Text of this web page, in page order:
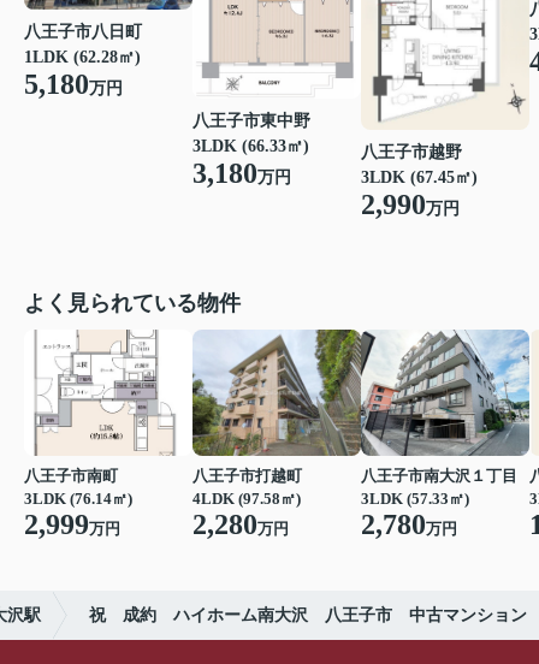
八王子市八日町
1LDK (62.28㎡)
5,180万円
八王子市東中野
3LDK (66.33㎡)
3,180万円
八王子市越野
3LDK (67.45㎡)
2,990万円
よく見られている物件
八王子市南町
3LDK (76.14㎡)
2,999万円
八王子市打越町
4LDK (97.58㎡)
2,280万円
八王子市南大沢１丁目
3LDK (57.33㎡)
2,780万円
沢駅 祝 成約 ハイホーム南大沢 八王子市 中古マンション